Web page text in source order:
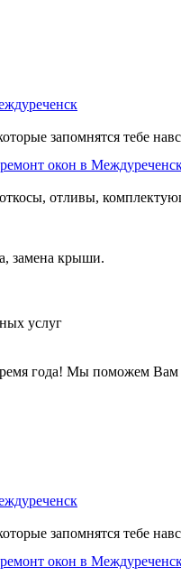
запомнятся
окон в
отливы,
замена крыши.
услуг
года! Мы поможем Вам
запомнятся
окон в